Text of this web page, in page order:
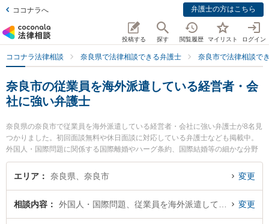
ココナラへ 弁護士の方はこちら
投稿する 探す 閲覧履歴 マイリスト ログイン
ココナラ法律相談 奈良県で法律相談できる弁護士 奈良市で法律相談で
奈良市の従業員を海外派遣している経営者・会
社に強い弁護士
奈良県の奈良市で従業員を海外派遣している経営者・会社に強い弁護士が8名見
つかりました。初回面談無料や休日面談に対応している弁護士なども掲載中。
外国人・国際問題に関係する国際離婚やハーグ条約、国際結婚等の細かな分野
での絞り込み検索もでき便利です。特に登大路総合法律事務所の福井 麻起子弁
護士や東京スタートアップ法律事務所 奈良支店の山本 真生弁護士、弁護士法人
ている経営者・会社のトラブルを今すぐに弁護士に相談したい』『従業員を海
外派遣している経営者・会社のトラブル解決の実績豊富な近くの弁護士を検索
エリア 奈良県、奈良市 変更
相談内容 変更